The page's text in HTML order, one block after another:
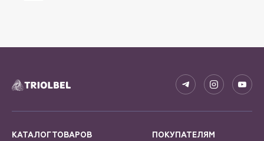
КАТАЛОГ ТОВАРОВ ПОКУПАТЕЛЯМ